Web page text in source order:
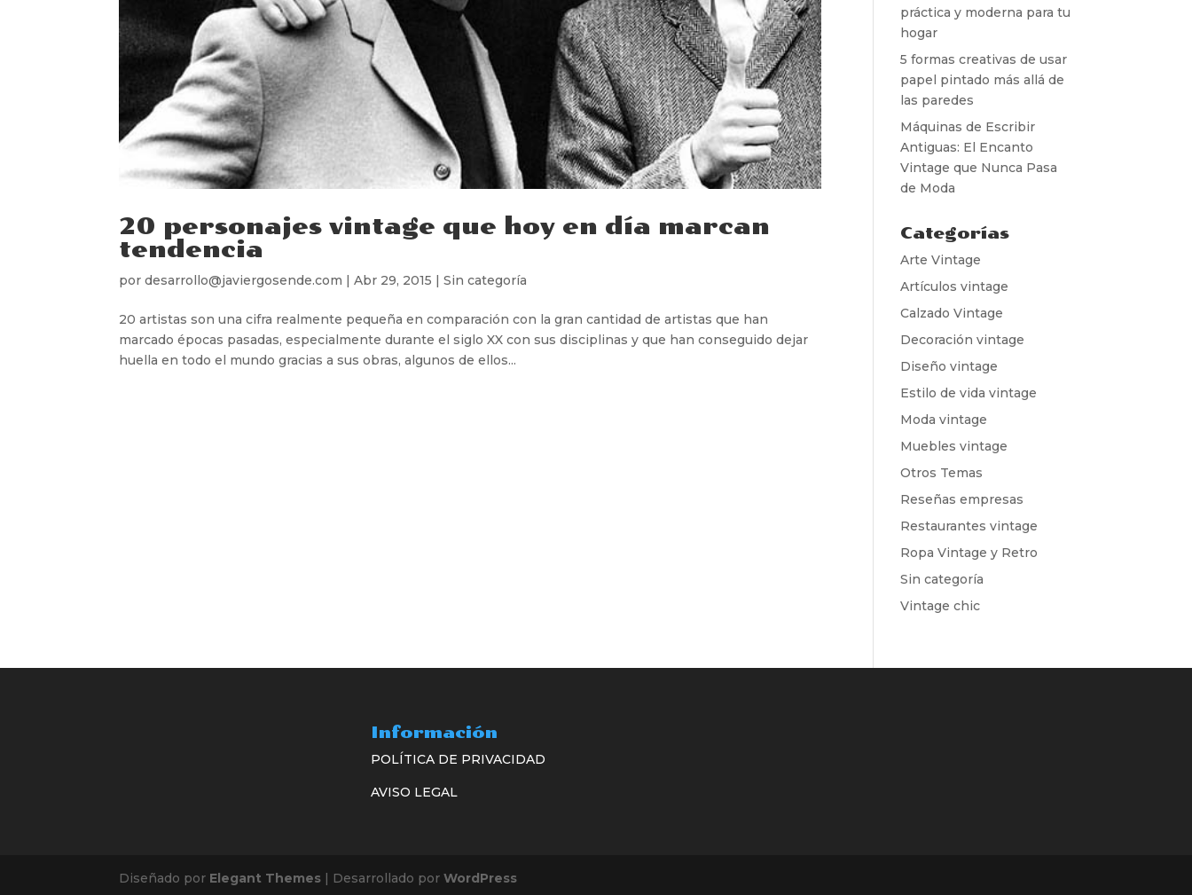
20 personajes vintage que hoy en día marcan
tendencia
pordesarrollo@javiergosende.com |Abr 29, 2015 |Sin categoría
20 artistas son una cifra realmente pequeña en comparación con la gran cantidad de artistas que han
marcado épocas pasadas, especialmente durante el siglo XX con sus disciplinas y que han conseguido dejar
huella en todo el mundo gracias a sus obras, algunos de ellos...
práctica y moderna para tu
hogar
5 formas creativas de usar
papel pintado más allá de
las paredes
Máquinas de Escribir
Antiguas: El Encanto
Vintage que Nunca Pasa
de Moda
Categorías
Arte Vintage
Artículos vintage
Calzado Vintage
Decoración vintage
Diseño vintage
Estilo de vida vintage
Moda vintage
Muebles vintage
Otros Temas
Reseñas empresas
Restaurantes vintage
Ropa Vintage y Retro
Sin categoría
Vintage chic
Información
POLÍTICA DE PRIVACIDAD
AVISO LEGAL
Diseñado por Elegant Themes | Desarrollado porWordPress